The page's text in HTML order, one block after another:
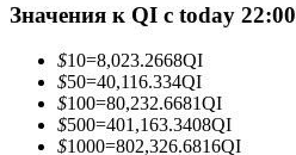
Значения к QI с today 22:00
$10=8,023.2668QI
$50=40,116.334QI
$100=80,232.6681QI
$500=401,163.3408QI
$1000=802,326.6816QI